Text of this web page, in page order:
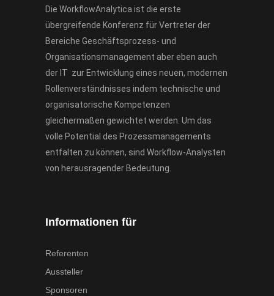
Die WorkflowAnalytica ist die erste
übergreifende Konferenz für Vertreter der
Bereiche Geschäftsprozess- und
Organisationsmanagement aber eben auch
der IT zur Entwicklung eines neuen, modernen
Rollenverständnisses indem technische und
organisatorische Kompetenzen
gleichermaßen gewichtet werden. Um das
volle Potential des Prozessmanagements
entfalten zu können, sind Workflow-Analysten
von herausragender Bedeutung.
Informationen für
Referenten
Aussteller
Sponsoren